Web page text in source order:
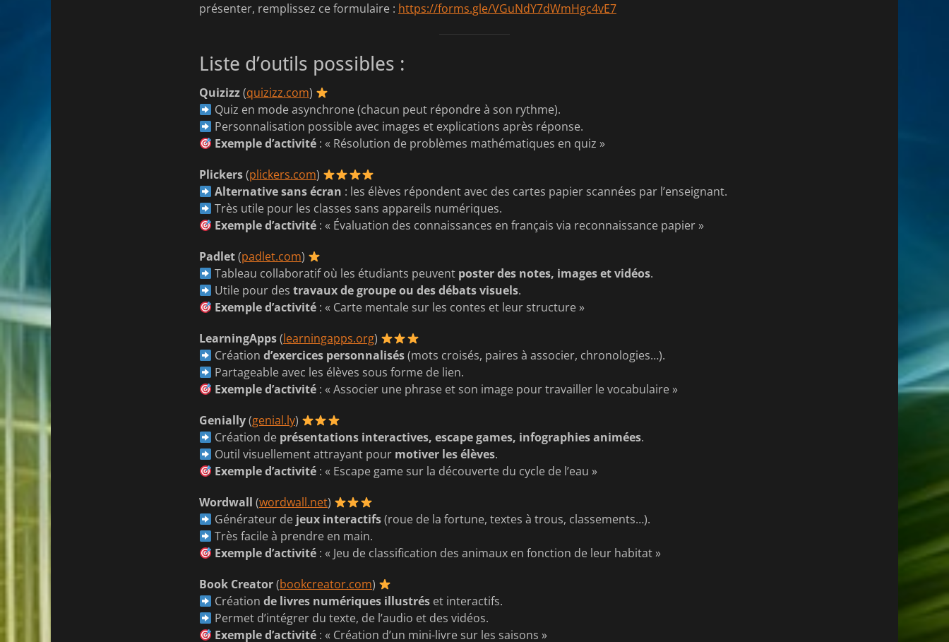
présenter, remplissez ce formulaire : https://forms.gle/VGuNdY7dWmHgc4vE7
Liste d’outils possibles :
Quizizz(quizizz.com)
Quiz en mode asynchrone (chacun peut répondre à son rythme).
Personnalisation possible avec images et explications après réponse.
Exemple d’activité : « Résolution de problèmes mathématiques en quiz »
Plickers(plickers.com)
Alternative sans écran : les élèves répondent avec des cartes papier scannées par l’enseignant.
Très utile pour les classes sans appareils numériques.
Exemple d’activité : « Évaluation des connaissances en français via reconnaissance papier »
Padlet(padlet.com)
Tableau collaboratif où les étudiants peuvent poster des notes, images et vidéos.
Utile pour destravaux de groupe ou des débats visuels.
Exemple d’activité : « Carte mentale sur les contes et leur structure »
LearningApps(learningapps.org)
Créationd’exercices personnalisés(mots croisés, paires à associer, chronologies…).
Partageable avec les élèves sous forme de lien.
Exemple d’activité : « Associer une phrase et son image pour travailler le vocabulaire »
Genially(genial.ly)
Création de présentations interactives, escape games, infographies animées.
Outil visuellement attrayant pour motiver les élèves.
Exemple d’activité : « Escape game sur la découverte du cycle de l’eau »
Wordwall (wordwall.net)
Générateur de jeux interactifs(roue de la fortune, textes à trous, classements…).
Très facile à prendre en main.
Exemple d’activité : « Jeu de classification des animaux en fonction de leur habitat »
Book Creator(bookcreator.com)
Créationde livres numériques illustrés et interactifs.
Permet d’intégrer du texte, de l’audio et des vidéos.
Exemple d’activité : « Création d’un mini-livre sur les saisons »